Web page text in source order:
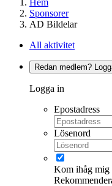
Sponsorer
AD Bildelar
All aktivitet
Redan medlem?
Logga in
Epostadress
Lösenord
Kom ihåg mig